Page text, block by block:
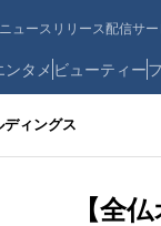
ュースリリース配信サー
ンタメ ビューティー
ィングス
【全